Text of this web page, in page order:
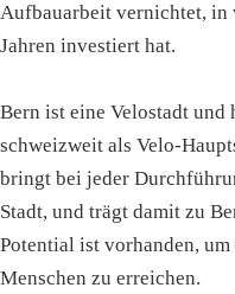
Aufbauarbeit vernichtet, in
Jahren investiert hat.
Bern ist eine Velostadt und
schweizweit als Velo-
bringt bei jeder
Stadt, und trägt damit zu
Potential ist vorhanden,
Menschen zu erreichen.